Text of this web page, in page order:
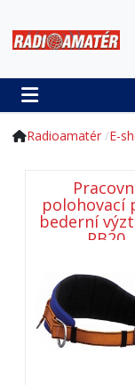
Radioamatér E-
polohovací
bederní
PB20